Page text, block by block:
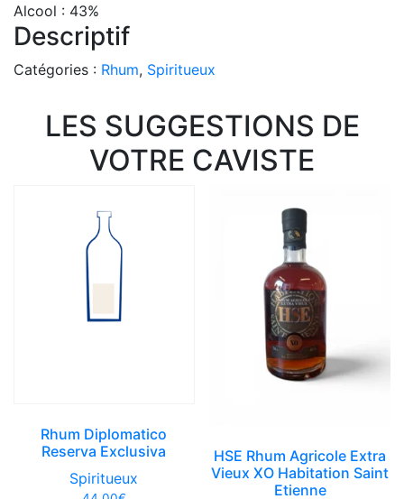
Alcool : 43%
Descriptif
Catégories : Rhum, Spiritueux
LES SUGGESTIONS DE
VOTRE CAVISTE
Rhum Diplomatico
Reserva Exclusiva
Spiritueux
HSE Rhum Agricole Extra
Vieux XO Habitation Saint
Etienne